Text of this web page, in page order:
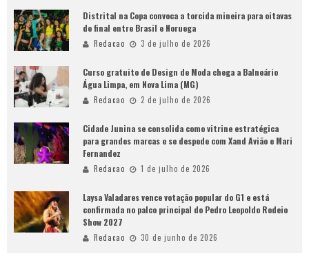
Distrital na Copa convoca a torcida mineira para oitavas
de final entre Brasil e Noruega
Redacao 3 de julho de 2026
Curso gratuito de Design de Moda chega a Balneário
Água Limpa, em Nova Lima (MG)
Redacao 2 de julho de 2026
Cidade Junina se consolida como vitrine estratégica
para grandes marcas e se despede com Xand Avião e Mari
Fernandez
Redacao 1 de julho de 2026
Laysa Valadares vence votação popular do G1 e está
confirmada no palco principal do Pedro Leopoldo Rodeio
Show 2027
Redacao 30 de junho de 2026